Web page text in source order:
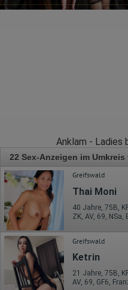
Anklam - Ladies
22 Sex-Anzeigen im Umkreis
Greifswald
Thai Moni
ZK, AV, 69, NSa,
Greifswald
Ketrin